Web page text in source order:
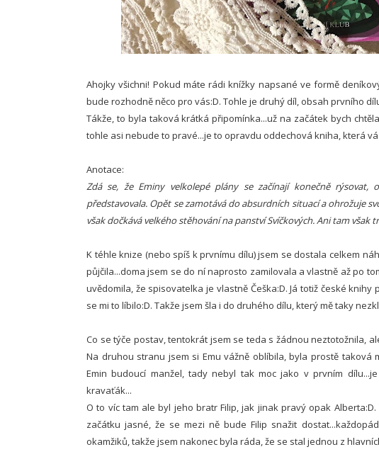
Ahojky všichni! Pokud máte rádi knížky napsané ve formě
bude rozhodně něco pro vás:D. Tohle je druhý díl, obsah prvního
Tákže, to byla taková krátká připomínka...už na začátek bych
tohle asi nebude to pravé...je to opravdu oddechová kniha, která
Anotace:
Zdá se, že Eminy velkolepé plány se začínají konečně
představovala. Opět se zamotává do absurdních situací a ohrožuje
však dočkává velkého stěhování na panství Svíčkových. Ani tam však
K téhle knize (nebo spíš k prvnímu dílu) jsem se dostala celkem
půjčila...doma jsem se do ní naprosto zamilovala a vlastně až po
uvědomila, že spisovatelka je vlastně Češka:D. Já totiž české
se mi to líbilo:D. Takže jsem šla i do druhého dílu, který mě taky
Co se týče postav, tentokrát jsem se teda s žádnou neztotožnila,
Na druhou stranu jsem si Emu vážně oblíbila, byla prostě taková
Emin budoucí manžel, tady nebyl tak moc jako v prvním
kravaťák...
O to víc tam ale byl jeho bratr Filip, jak jinak pravý opak
začátku jasné, že se mezi ně bude Filip snažit
okamžiků, takže jsem nakonec byla ráda, že se stal jednou z